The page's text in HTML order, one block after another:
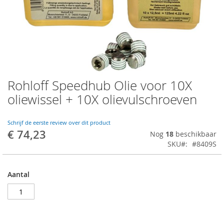
Rohloff Speedhub Olie voor 10X
oliewissel + 10X olievulschroeven
Schrijf de eerste review over dit product
€ 74,23 Nog 18 beschikbaar
SKU
#8409S
Aantal
Ga
naar
het
van
de
afbeeldingen-
gallerij